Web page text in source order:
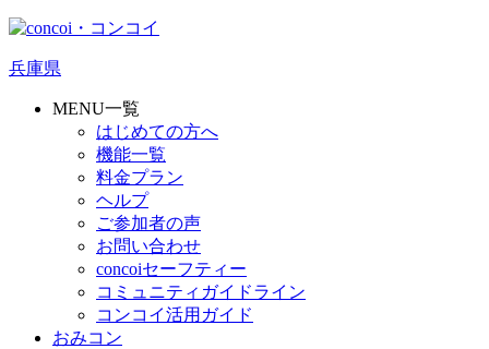
兵庫県
MENU一覧
はじめての方へ
機能一覧
料金プラン
ヘルプ
ご参加者の声
お問い合わせ
concoiセーフティー
コミュニティガイドライン
コンコイ活用ガイド
おみコン